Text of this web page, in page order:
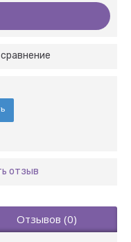
отзыв
Отзывов (0)